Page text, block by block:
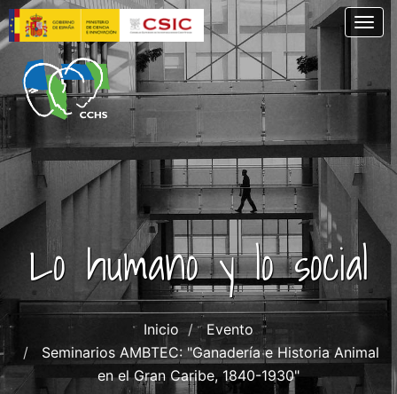
Skip
to
main
content
Lo humano y lo social
Inicio
Evento
Seminarios AMBTEC: "Ganadería e Historia Animal
en el Gran Caribe, 1840-1930"